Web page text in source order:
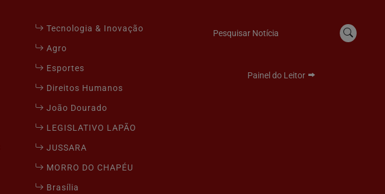
Tecnologia & Inovação
Agro
Esportes
Direitos Humanos
João Dourado
LEGISLATIVO LAPÃO
JUSSARA
MORRO DO CHAPÉU
Brasília
Pesquisar Notícia
Painel do Leitor